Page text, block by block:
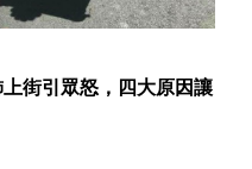
街引眾怒，四大原因讓